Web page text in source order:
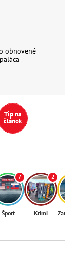
obnovené
Tip na
článok
7
Šport
2
Krimi